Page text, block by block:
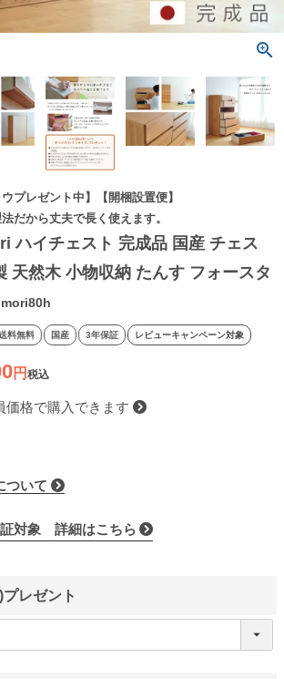
プレゼント中】【開梱設置便】
だから丈夫で長く使えます。
ハイチェスト 完成品 国産 チェス
天然木 小物収納 たんす フォースタ
供 シンプル 木製 ナチュラル 丈夫 ナ
モリーズ
料無料 国産 3年保証 レビューキャンペーン対象
税込
価格で購入できます
ついて
対象 詳細はこちら
レゼント